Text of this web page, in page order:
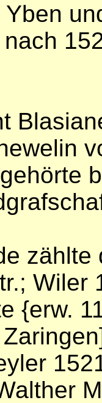
Wiler
{erw.